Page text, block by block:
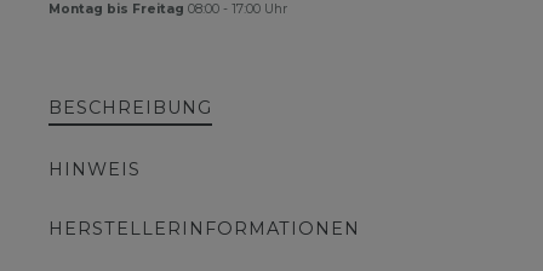
Montag bis Freitag 08:00 - 17:00 Uhr
BESCHREIBUNG
HINWEIS
HERSTELLERINFORMATIONEN